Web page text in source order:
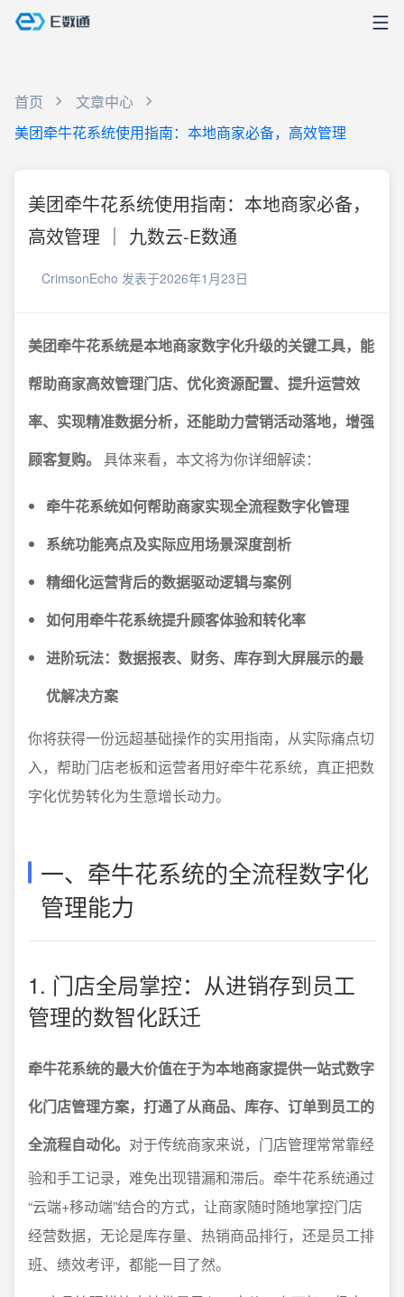
首页
文章中心
美团牵牛花系统使用指南：本地商家必备，高效管理
美团牵牛花系统使用指南：本地商家必备，
高效管理 ｜ 九数云-E数通
CrimsonEcho 发表于2026年1月23日
美团牵牛花系统是本地商家数字化升级的关键工具，能
帮助商家高效管理门店、优化资源配置、提升运营效
率、实现精准数据分析，还能助力营销活动落地，增强
顾客复购。
具体来看，本文将为你详细解读：
牵牛花系统如何帮助商家实现全流程数字化管理
系统功能亮点及实际应用场景深度剖析
精细化运营背后的数据驱动逻辑与案例
如何用牵牛花系统提升顾客体验和转化率
进阶玩法：数据报表、财务、库存到大屏展示的最
优解决方案
你将获得一份远超基础操作的实用指南，从实际痛点切
入，帮助门店老板和运营者用好牵牛花系统，真正把数
字化优势转化为生意增长动力。
一、牵牛花系统的全流程数字化
管理能力
1. 门店全局掌控：从进销存到员工
管理的数智化跃迁
牵牛花系统的最大价值在于为本地商家提供一站式数字
化门店管理方案，打通了从商品、库存、订单到员工的
全流程自动化。 对于传统商家来说，门店管理常常靠经
验和手工记录，难免出现错漏和滞后。牵牛花系统通过
“云端+移动端”结合的方式，让商家随时随地掌控门店
经营数据，无论是库存量、热销商品排行，还是员工排
班、绩效考评，都能一目了然。